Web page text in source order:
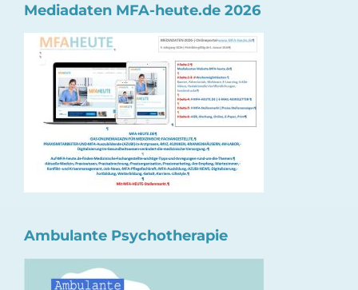
Mediadaten MFA-heute.de 2026
Ambulante Psychotherapie